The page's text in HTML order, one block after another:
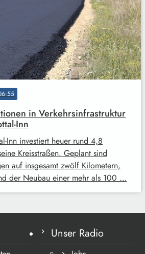
in Verkehrsinfrastruktur
Inn
Inn investiert heuer rund 4,8
Kreisstraßen. Geplant sind
auf insgesamt zwölf Kilometern,
der Neubau einer mehr als 100 …
Unser Radio